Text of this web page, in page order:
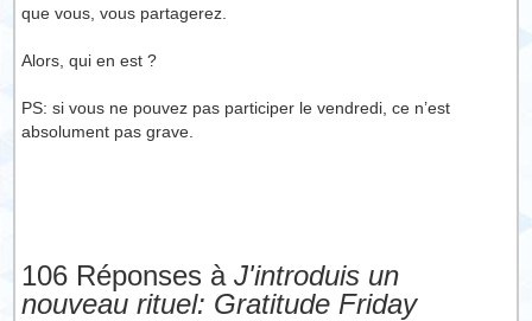
que vous, vous partagerez.
Alors, qui en est ?
PS: si vous ne pouvez pas participer le vendredi, ce n’est
absolument pas grave.
106 Réponses àJ'introduis un
nouveau rituel: Gratitude Friday